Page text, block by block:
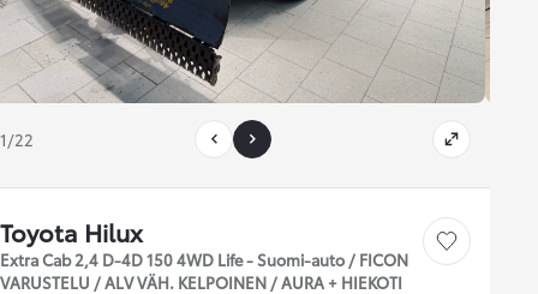
1/22
Toyota Hilux
Extra Cab 2,4 D-4D 150 4WD Life - Suomi-auto / FICON
VARUSTELU / ALV VÄH. KELPOINEN / AURA + HIEKOTI
Tallenna auto